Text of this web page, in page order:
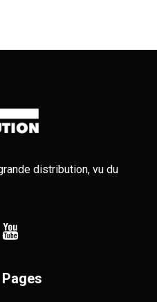
distribution, vu du
Pages